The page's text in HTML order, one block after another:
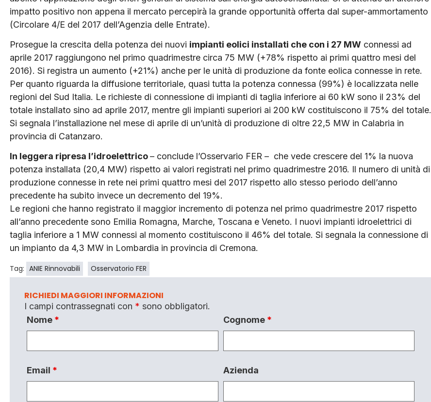
impatto positivo non appena il mercato percepirà la grande opportunità offerta dal super-ammortamento
(Circolare 4/E del 2017 dell’Agenzia delle Entrate).
Prosegue la crescita della potenza dei nuovi impianti eolici installati che con i 27 MW connessi ad
aprile 2017 raggiungono nel primo quadrimestre circa 75 MW (+78% rispetto ai primi quattro mesi del
2016). Si registra un aumento (+21%) anche per le unità di produzione da fonte eolica connesse in rete.
Per quanto riguarda la diffusione territoriale, quasi tutta la potenza connessa (99%) è localizzata nelle
regioni del Sud Italia. Le richieste di connessione di impianti di taglia inferiore ai 60 kW sono il 23% del
totale installato sino ad aprile 2017, mentre gli impianti superiori ai 200 kW costituiscono il 75% del totale.
Si segnala l’installazione nel mese di aprile di un’unità di produzione di oltre 22,5 MW in Calabria in
provincia di Catanzaro.
In leggera ripresa l’idroelettrico– conclude l’Osservario FER – che vede crescere del 1% la nuova
potenza installata (20,4 MW) rispetto ai valori registrati nel primo quadrimestre 2016. Il numero di unità di
produzione connesse in rete nei primi quattro mesi del 2017 rispetto allo stesso periodo dell’anno
precedente ha subito invece un decremento del 19%.
Le regioni che hanno registrato il maggior incremento di potenza nel primo quadrimestre 2017 rispetto
all’anno precedente sono Emilia Romagna, Marche, Toscana e Veneto. I nuovi impianti idroelettrici di
taglia inferiore a 1 MW connessi al momento costituiscono il 46% del totale. Si segnala la connessione di
un impianto da 4,3 MW in Lombardia in provincia di Cremona.
Tag: ANIE Rinnovabili Osservatorio FER
RICHIEDI MAGGIORI INFORMAZIONI
I campi contrassegnati con * sono obbligatori.
Nome * Cognome *
Email * Azienda